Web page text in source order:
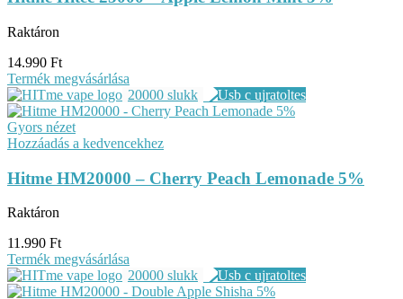
Raktáron
14.990 Ft
Termék megvásárlása
20000 slukk
Gyors nézet
Hozzáadás a kedvencekhez
Hitme HM20000 – Cherry Peach Lemonade 5%
Raktáron
11.990 Ft
Termék megvásárlása
20000 slukk